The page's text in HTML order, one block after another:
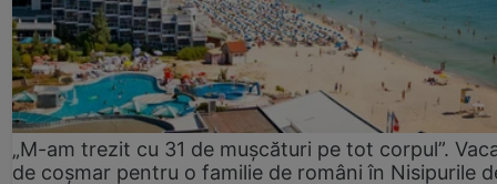
„M-am trezit cu 31 de mușcături pe tot corpul”.
de coșmar pentru o familie de români în Nisipurile